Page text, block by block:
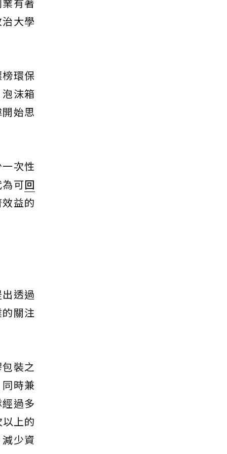
大學
環保
沫箱
始思
次性
可回
益的
透過
關注
裝之
時兼
過多
上的
少資